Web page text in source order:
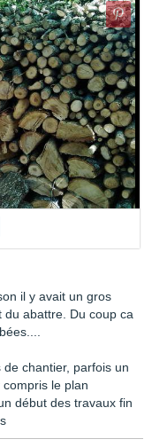
il y avait un gros
du abattre. Du coup ca
chantier, parfois un
le plan
début des travaux fin